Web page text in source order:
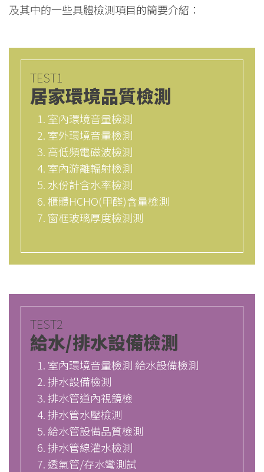
及其中的一些具體檢測項目的簡要介紹：
TEST1
居家環境品質檢測
室內環境音量檢測
室外環境音量檢測
高低頻電磁波檢測
室內游離輻射檢測
水份計含水率檢測
櫃體HCHO(甲醛)含量檢測
窗框玻璃厚度檢測測
TEST2
給水/排水設備檢測
室內環境音量檢測 給水設備檢測
排水設備檢測
排水管道內視鏡檢
排水管水壓檢測
給水管設備品質檢測
排水管線灌水檢測
透氣管/存水彎測試